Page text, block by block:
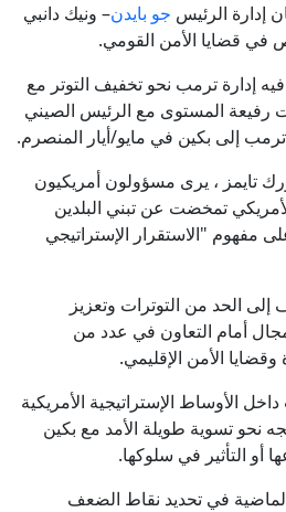
إدارة الرئيس جو بايدن– ونيك دانبي
في قضايا الأمن القومي.
إدارة ترمب نحو تخفيف التوتر مع
رفيعة المستوى مع الرئيس الصيني
إلى بكين في مايو/أيار المنصرم.
تايمز ، يرى مسؤولون أمريكيون
تمخضت عن تبني البلدين
مفهوم "الاستقرار الإستراتيجي
الحد من التوترات وتعزيز
أمام التعاون في عدد من
الأمن الإقليمي.
الأوساط الإستراتيجية الأمريكية
نحو تسوية طويلة الأمد مع بكين
التأثير في سلوكها.
في تحديد نقاط الضعف